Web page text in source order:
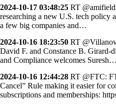
2024-10-17 03:48:25 RT
researching a new U.S. tech policy
a few big companies and…
2024-10-16 18:23:50 RT
David F. and Constance B. Girard-
and Compliance welcomes Suresh…
2024-10-16 12:44:28 RT @FTC:
Cancel” Rule making it easier for
subscriptions and memberships: